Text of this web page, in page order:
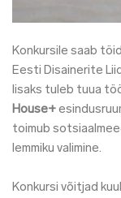
Konkursile saab
Eesti Disainerite
lisaks tuleb tuua
House+
toimub
lemmiku valimine.
Konkursi võitjad